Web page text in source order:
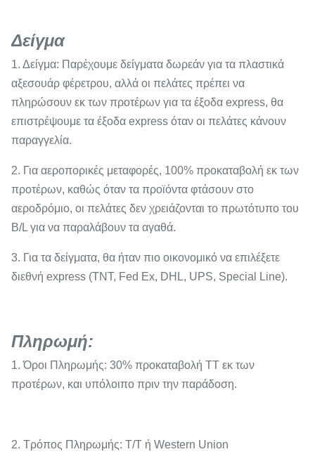
Δείγμα
1. Δείγμα: Παρέχουμε δείγματα δωρεάν για τα πλαστικά
αξεσουάρ φέρετρου, αλλά οι πελάτες πρέπει να
πληρώσουν εκ των προτέρων για τα έξοδα express, θα
επιστρέψουμε τα έξοδα express όταν οι πελάτες κάνουν
παραγγελία.
2. Για αεροπορικές μεταφορές, 100% προκαταβολή εκ των
προτέρων, καθώς όταν τα προϊόντα φτάσουν στο
αεροδρόμιο, οι πελάτες δεν χρειάζονται το πρωτότυπο του
B/L για να παραλάβουν τα αγαθά.
3. Για τα δείγματα, θα ήταν πιο οικονομικό να επιλέξετε
διεθνή express (TNT, Fed Ex, DHL, UPS, Special Line).
Πληρωμή:
1. Όροι Πληρωμής: 30% προκαταβολή TT εκ των
προτέρων, και υπόλοιπο πριν την παράδοση.
2. Τρόπος Πληρωμής: T/T ή Western Union